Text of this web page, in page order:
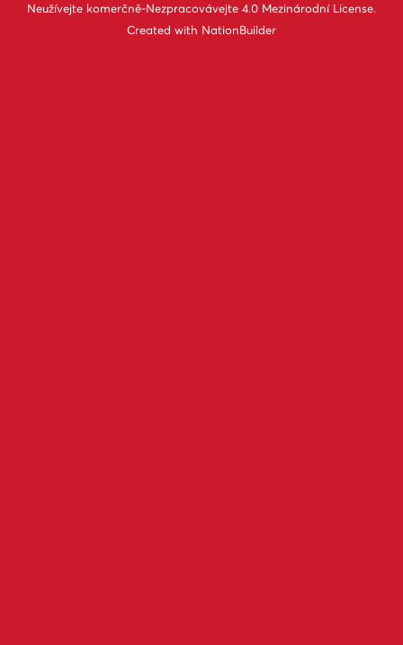
Neužívejte komerčně-Nezpracovávejte 4.0 Mezinárodní License.
Created with NationBuilder